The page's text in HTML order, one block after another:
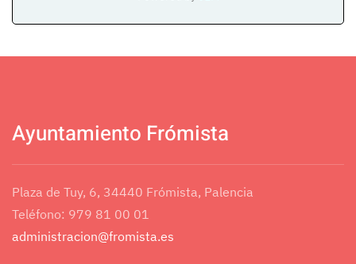
Ayuntamiento Frómista
Plaza de Tuy, 6, 34440 Frómista, Palencia
Teléfono: 979 81 00 01
administracion@fromista.es